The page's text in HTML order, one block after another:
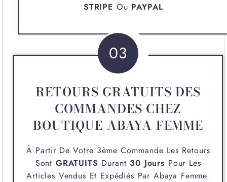
STRIPE Ou PAYPAL
03
RETOURS GRATUITS DES
COMMANDES CHEZ
BOUTIQUE ABAYA FEMME
À Partir De Votre 3ème Commande Les Retours
Sont GRATUITS Durant 30 Jours Pour Les
Articles Vendus Et Expédiés Par Abaya Femme.